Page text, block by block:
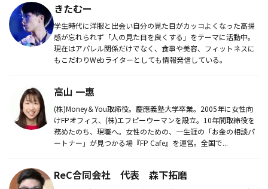
きたむー
学生時代に洋服と出会い自分の見た目がカッコよくなった高揚
感が忘れられず「人の見た目を良くする」をテーマに活動中。
現在はアパレル関係だけでなく、食事や美容、フィットネスに
もこだわりWebライターとしても情報発信している。
高山 一惠
(株)Money＆You取締役。慶應義塾大学卒業。2005年に女性向
けFPオフィス、(株)エフピーウーマンを設立。10年間取締役を
務めたのち、現職へ。女性のための、一生涯の「お金の相談パ
ートナー」が見つかる場『FP Cafe』を運営。全国で...
ReC合同会社 代表 森下拓磨